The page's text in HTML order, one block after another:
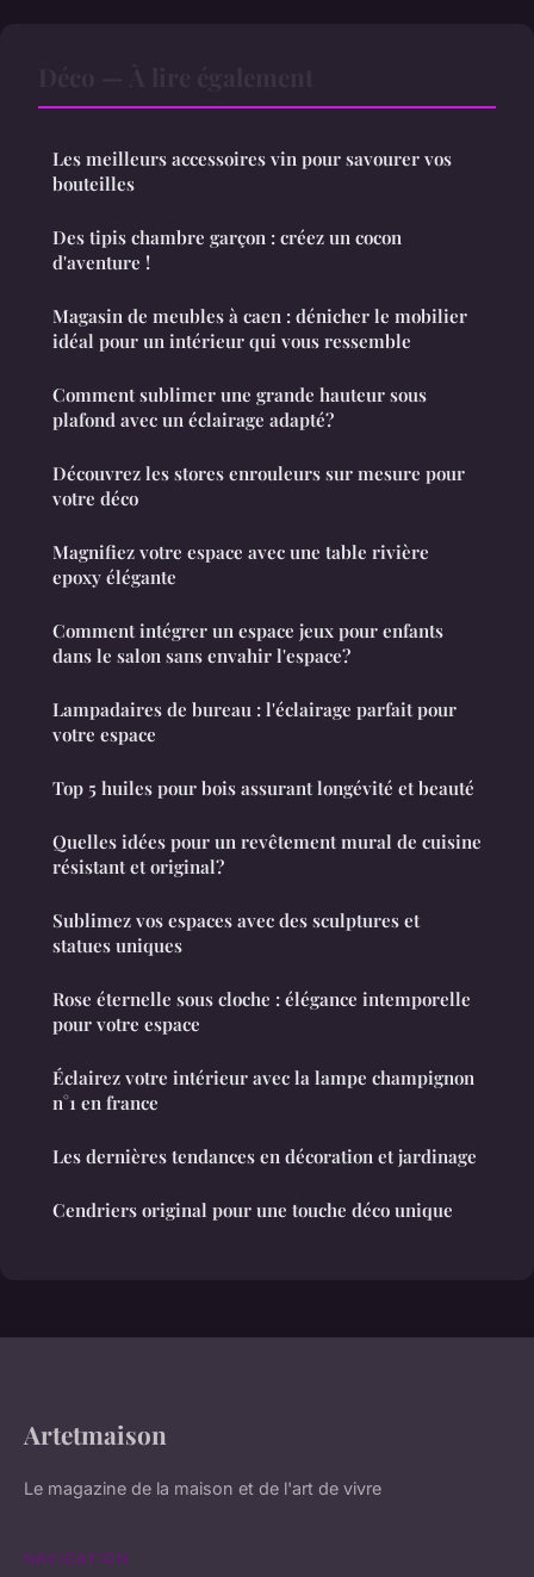
Les meilleurs accessoires vin pour savourer vos
bouteilles
Des tipis chambre garçon : créez un cocon
d'aventure !
Magasin de meubles à caen : dénicher le mobilier
idéal pour un intérieur qui vous ressemble
Comment sublimer une grande hauteur sous
plafond avec un éclairage adapté?
Découvrez les stores enrouleurs sur mesure pour
votre déco
Magnifiez votre espace avec une table rivière
epoxy élégante
Comment intégrer un espace jeux pour enfants
dans le salon sans envahir l'espace?
Lampadaires de bureau : l'éclairage parfait pour
votre espace
Top 5 huiles pour bois assurant longévité et beauté
Quelles idées pour un revêtement mural de cuisine
résistant et original?
Sublimez vos espaces avec des sculptures et
statues uniques
Rose éternelle sous cloche : élégance intemporelle
pour votre espace
Éclairez votre intérieur avec la lampe champignon
n°1 en france
Les dernières tendances en décoration et jardinage
Cendriers original pour une touche déco unique
Artetmaison
Le magazine de la maison et de l'art de vivre
NAVIGATION